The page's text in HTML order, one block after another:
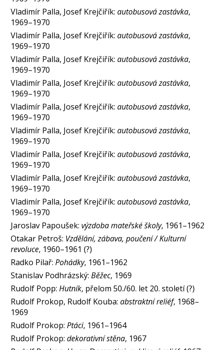
Vladimír Palla, Josef Krejčiřík:autobusová zastávka,
1969–1970
Vladimír Palla, Josef Krejčiřík:autobusová zastávka,
1969–1970
Vladimír Palla, Josef Krejčiřík:autobusová zastávka,
1969–1970
Vladimír Palla, Josef Krejčiřík:autobusová zastávka,
1969–1970
Vladimír Palla, Josef Krejčiřík:autobusová zastávka,
1969–1970
Vladimír Palla, Josef Krejčiřík:autobusová zastávka,
1969–1970
Vladimír Palla, Josef Krejčiřík:autobusová zastávka,
1969–1970
Vladimír Palla, Josef Krejčiřík:autobusová zastávka,
1969–1970
Vladimír Palla, Josef Krejčiřík:autobusová zastávka,
1969–1970
Jaroslav Papoušek:výzdoba mateřské školy, 1961–1962
Otakar Petroš: Vzdělání, zábava, poučení / Kulturní
revoluce, 1960–1961 (?)
Radko Pilař:Pohádky, 1961–1962
Stanislav Podhrázský:Běžec, 1969
Rudolf Popp:Hutník, přelom 50./60. let 20. století (?)
Rudolf Prokop, Rudolf Kouba:abstraktní reliéf, 1968–
1969
Rudolf Prokop:Ptáci, 1961–1964
Rudolf Prokop:dekorativní stěna, 1967